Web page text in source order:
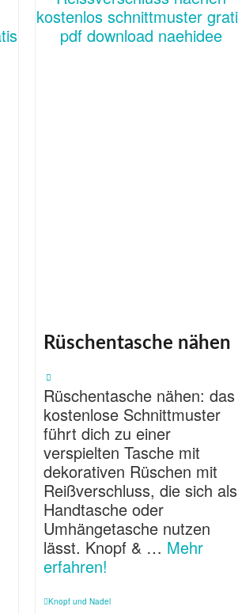
Rüschentasche nähen
Rüschentasche nähen: das
kostenlose Schnittmuster
führt dich zu einer
verspielten Tasche mit
dekorativen Rüschen mit
Reißverschluss, die sich als
Handtasche oder
Umhängetasche nutzen
lässt. Knopf & … Mehr
erfahren!
Knopf und Nadel